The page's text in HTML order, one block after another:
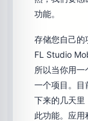
功能。
存储您自己的
FL Studio
所以当你用一
一个项目。目
下来的几天里
此功能。应用